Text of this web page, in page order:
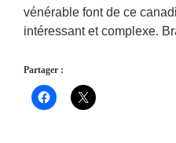
vénérable font de ce
intéressant et complexe.
Partager :